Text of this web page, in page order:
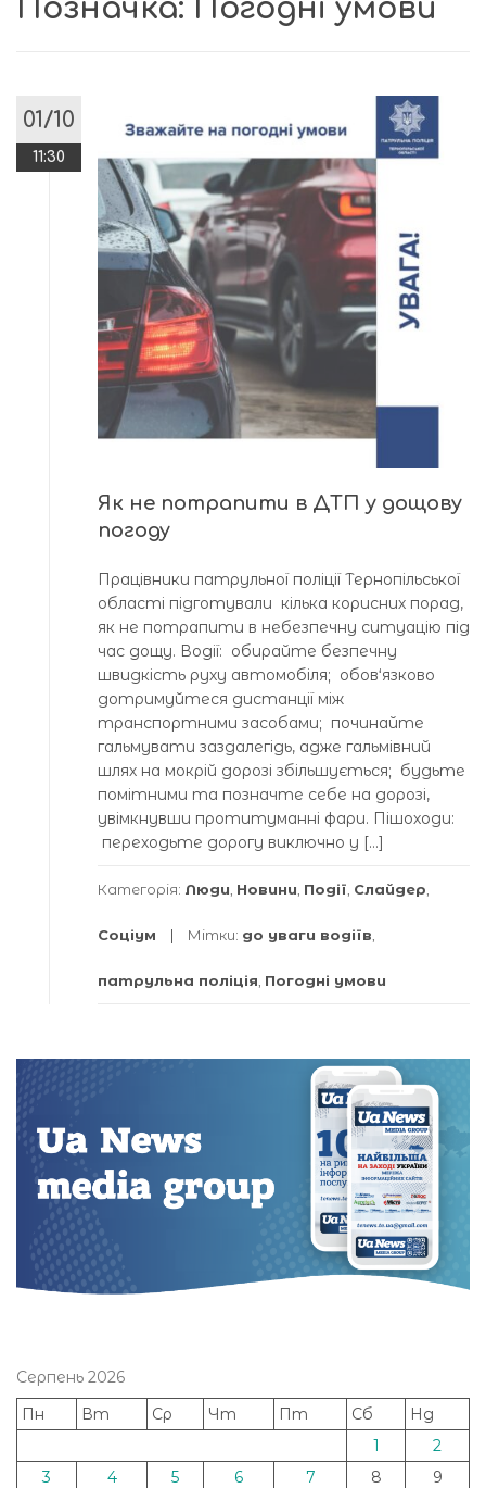
Позначка: Погодні умови
01/10
11:30
Як не потрапити в ДТП у дощову
погоду
Працівники патрульної поліції Тернопільської
області підготували кілька корисних порад,
як не потрапити в небезпечну ситуацію під
час дощу. Водії: обирайте безпечну
швидкість руху автомобіля; обов‘язково
дотримуйтеся дистанції між
транспортними засобами; починайте
гальмувати заздалегідь, адже гальмівний
шлях на мокрій дорозі збільшується; будьте
помітними та позначте себе на дорозі,
увімкнувши протитуманні фари. Пішоходи:
переходьте дорогу виключно у […]
Категорія: Люди Новини Події Слайдер
Соціум Мітки: до уваги водіїв
патрульна поліція Погодні умови
Серпень 2026
Пн
Вт Ср Чт Пт Сб
Нд
1
2
3
4 5 6 7 8
9